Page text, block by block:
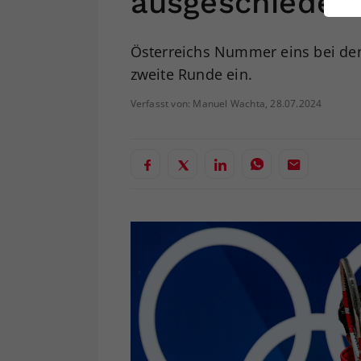
Österreichs Nummer eins bei
zweite Runde ein.
Verfasst von: Manuel Wachta, 28.07.2024